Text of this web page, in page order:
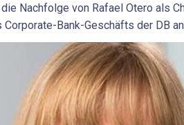
Nachfolge von Rafael Otero als
Corporate-Bank-Geschäfts der DB